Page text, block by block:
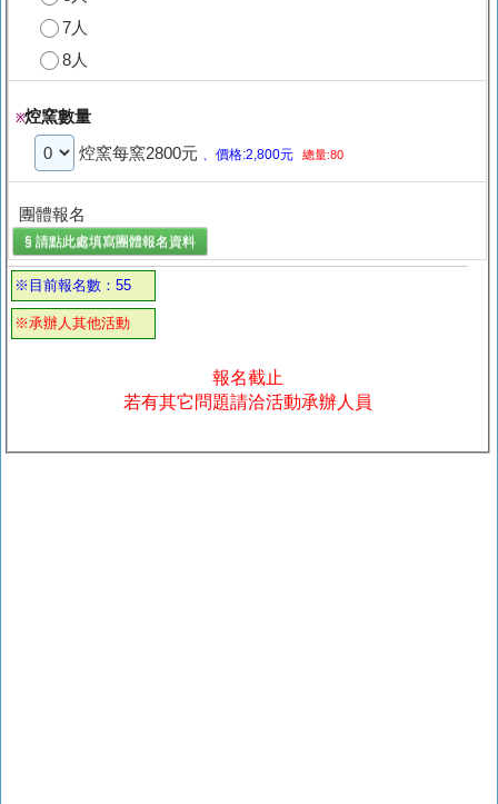
7人
8人
※焢窯數量
焢窯每窯2800元 、價格:2,800元 總量:80
團體報名
§ 請點此處填寫團體報名 資料
※目前報名數：55
※承辦人其他活動
報名截止
若有其它問題請洽活動承辦人員